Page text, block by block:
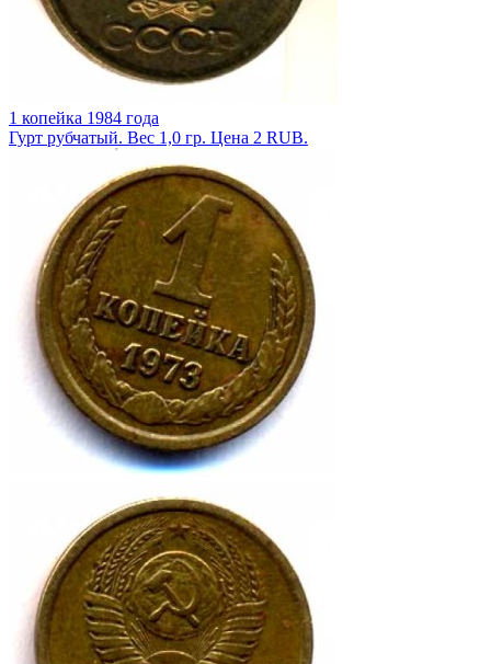
1 копейка 1984 года
Гурт рубчатый. Вес 1,0 гр. Цена 2 RUB.